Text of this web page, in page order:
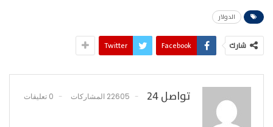
الدولار
شارك Facebook
Twitter
تواصل 24 22605 المشاركات 0 تعليقات